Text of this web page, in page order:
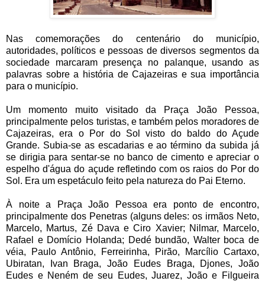
Nas comemorações do centenário do município,
autoridades, políticos e pessoas de diversos segmentos da
sociedade marcaram presença no palanque, usando as
palavras sobre a história de Cajazeiras e sua importância
para o município.
Um momento muito visitado da Praça João Pessoa,
principalmente pelos turistas, e também pelos moradores de
Cajazeiras, era o Por do Sol visto do baldo do Açude
Grande. Subia-se as escadarias e ao término da subida já
se dirigia para sentar-se no banco de cimento e apreciar o
espelho d'água do açude refletindo com os raios do Por do
Sol. Era um espetáculo feito pela natureza do Pai Eterno.
À noite a Praça João Pessoa era ponto de encontro,
principalmente dos Penetras (alguns deles: os irmãos Neto,
Marcelo, Martus, Zé Dava e Ciro Xavier; Nilmar, Marcelo,
Rafael e Domício Holanda; Dedé bundão, Walter boca de
véia, Paulo Antônio, Ferreirinha, Pirão, Marcílio Cartaxo,
Ubiratan, Ivan Braga, João Eudes Braga, Djones, João
Eudes e Neném de seu Eudes, Juarez, João e Filgueira